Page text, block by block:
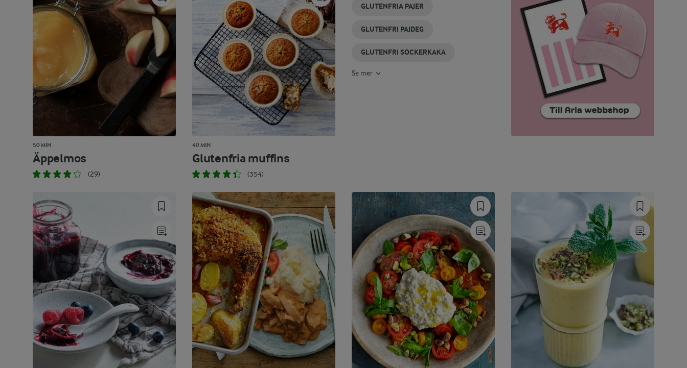
50 MIN
Äppelmos
(29)
40 MIN
Glutenfria muffins
(354)
GLUTENFRIA PAJER
GLUTENFRI PAJDEG
GLUTENFRI SOCKERKAKA
Se mer